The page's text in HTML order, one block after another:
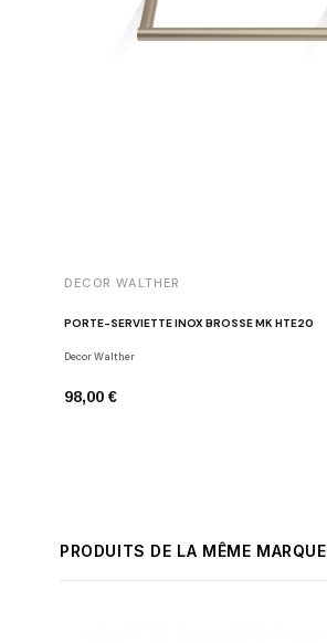
DECOR WALTHER
PORTE-SERVIETTE INOX BROSSÉ MK HTE20
Decor Walther
98,00 €
PRODUITS DE LA MÊME MARQUE